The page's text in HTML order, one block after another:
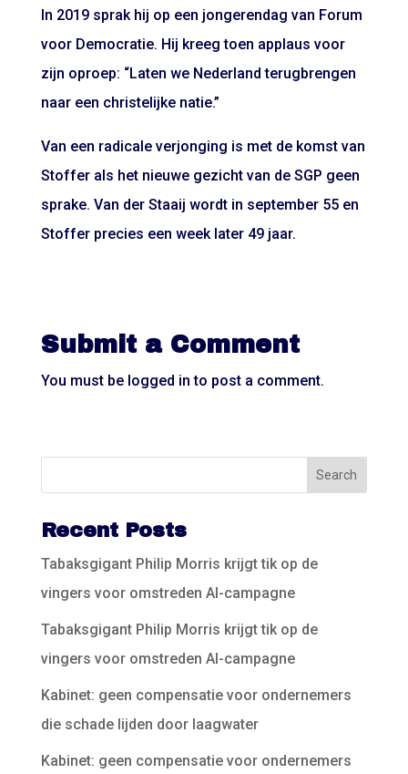
In 2019 sprak hij op een jongerendag van Forum
voor Democratie. Hij kreeg toen applaus voor
zijn oproep: “Laten we Nederland terugbrengen
naar een christelijke natie.”
Van een radicale verjonging is met de komst van
Stoffer als het nieuwe gezicht van de SGP geen
sprake. Van der Staaij wordt in september 55 en
Stoffer precies een week later 49 jaar.
Submit a Comment
You must be logged in to post a comment.
Recent Posts
Tabaksgigant Philip Morris krijgt tik op de
vingers voor omstreden AI-campagne
Tabaksgigant Philip Morris krijgt tik op de
vingers voor omstreden AI-campagne
Kabinet: geen compensatie voor ondernemers
die schade lijden door laagwater
Kabinet: geen compensatie voor ondernemers